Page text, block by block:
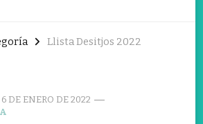
Llista Desitjos 2022
6 DE ENERO DE 2022